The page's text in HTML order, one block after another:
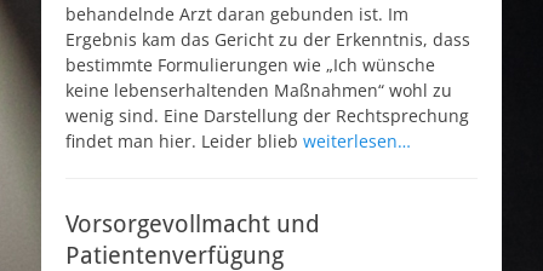
behandelnde Arzt daran gebunden ist. Im
Ergebnis kam das Gericht zu der Erkenntnis, dass
bestimmte Formulierungen wie „Ich wünsche
keine lebenserhaltenden Maßnahmen“ wohl zu
wenig sind. Eine Darstellung der Rechtsprechung
findet man hier. Leider blieb weiterlesen…
Vorsorgevollmacht und
Patientenverfügung